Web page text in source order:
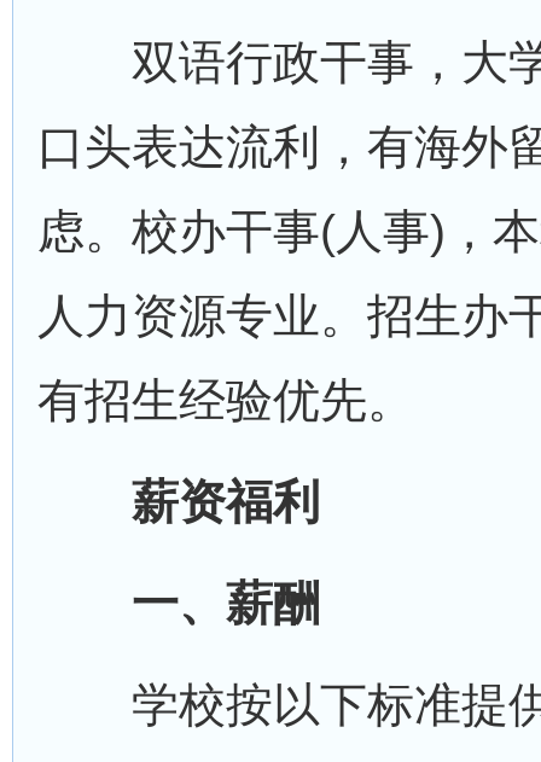
双语行政干事，大学
口头表达流利，有海外
虑。校办干事(人事)，
人力资源专业。招生办
有招生经验优先。
薪资福利
一、薪酬
学校按以下标准提供